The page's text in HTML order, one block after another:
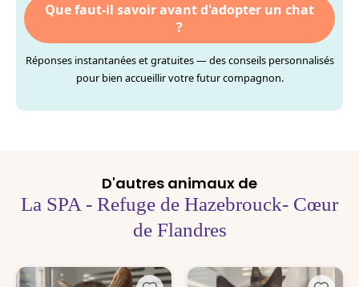
Que faut-il savoir avant d'adopter un chat
?
Réponses instantanées et gratuites — des conseils personnalisés
pour bien accueillir votre futur compagnon.
D'autres animaux de
La SPA - Refuge de Hazebrouck- Cœur
de Flandres